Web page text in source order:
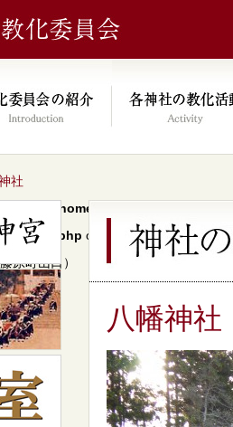
社
/home/xs046278/mie-
header.php on line
64
原町山口）
八幡神社